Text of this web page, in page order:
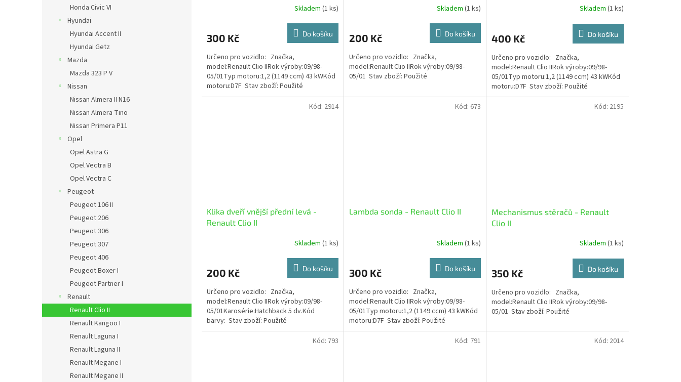
Honda Civic VI
Hyundai
Hyundai Accent II
Hyundai Getz
Mazda
Mazda 323 P V
Nissan
Nissan Almera II N16
Nissan Almera Tino
Nissan Primera P11
Opel
Opel Astra G
Opel Vectra B
Opel Vectra C
Peugeot
Peugeot 106 II
Peugeot 206
Peugeot 306
Peugeot 307
Peugeot 406
Peugeot Boxer I
Peugeot Partner I
Renault
Renault Clio II
Renault Kangoo I
Renault Laguna I
Renault Laguna II
Renault Megane I
Renault Megane II
Skladem (1 ks)
300 Kč Do košíku
Určeno pro vozidlo: Značka,
model:Renault Clio IIRok výroby:09/98-
05/01Typ motoru:1,2 (1149 ccm) 43 kWKód
motoru:D7F Stav zboží: Použité
Skladem (1 ks)
200 Kč Do košíku
Určeno pro vozidlo: Značka,
model:Renault Clio IIRok výroby:09/98-
05/01 Stav zboží: Použité
Skladem (1 ks)
400 Kč Do košíku
Určeno pro vozidlo: Značka,
model:Renault Clio IIRok výroby:09/98-
05/01Typ motoru:1,2 (1149 ccm) 43 kWKód
motoru:D7F Stav zboží: Použité
Klika dveří vnější přední levá -
Renault Clio II
Skladem (1 ks)
200 Kč Do košíku
Určeno pro vozidlo: Značka,
model:Renault Clio IIRok výroby:09/98-
05/01Karosérie:Hatchback 5 dv.Kód
barvy: Stav zboží: Použité
Kód: 2914
Lambda sonda - Renault Clio II
Skladem (1 ks)
300 Kč Do košíku
Určeno pro vozidlo: Značka,
model:Renault Clio IIRok výroby:09/98-
05/01Typ motoru:1,2 (1149 ccm) 43 kWKód
motoru:D7F Stav zboží: Použité
Kód: 673
Mechanismus stěračů - Renault
Clio II
Skladem (1 ks)
350 Kč Do košíku
Určeno pro vozidlo: Značka,
model:Renault Clio IIRok výroby:09/98-
05/01 Stav zboží: Použité
Kód: 2195
Kód: 793 Kód: 791 Kód: 2014